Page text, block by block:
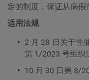
定的制度，保证从病假
适用法规
2 月 28 日关于性
第 1/2023 号组织
10 月 30 日第 8/